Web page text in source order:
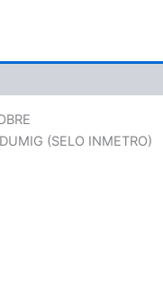
(SELO INMETRO)